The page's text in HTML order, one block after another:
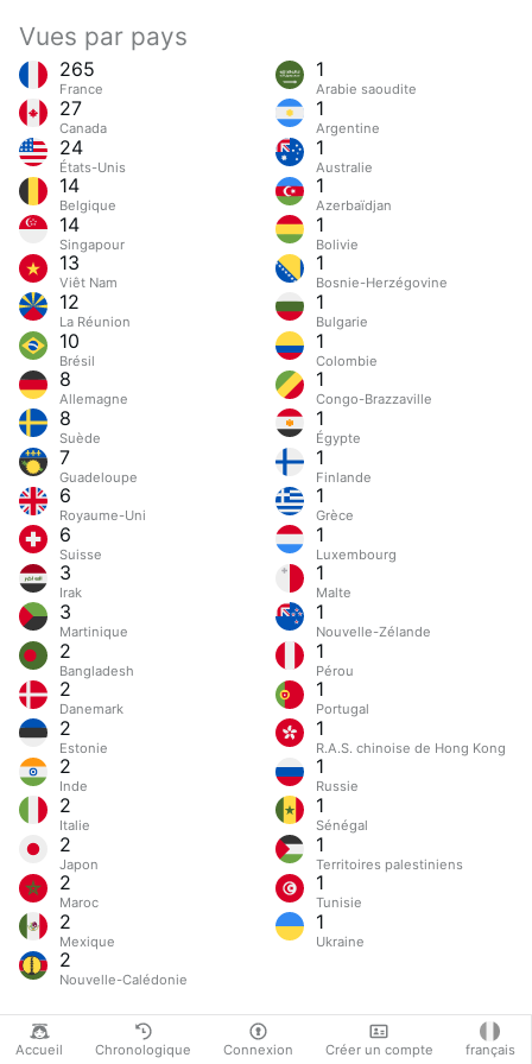
Accueil Chronologique Connexion Créer un compte français
Vues par pays
265
France
27
Canada
24
États-Unis
14
Belgique
14
Singapour
13
Viêt Nam
12
La Réunion
10
Brésil
8
Allemagne
8
Suède
7
Guadeloupe
6
Royaume-Uni
6
Suisse
3
Irak
3
Martinique
2
Bangladesh
2
Danemark
2
Estonie
2
Inde
2
Italie
2
Japon
2
Maroc
2
Mexique
2
Nouvelle-Calédonie
1
Arabie saoudite
1
Argentine
1
Australie
1
Azerbaïdjan
1
Bolivie
1
Bosnie-Herzégovine
1
Bulgarie
1
Colombie
1
Congo-Brazzaville
1
Égypte
1
Finlande
1
Grèce
1
Luxembourg
1
Malte
1
Nouvelle-Zélande
1
Pérou
1
Portugal
1
R.A.S. chinoise de Hong Kong
1
Russie
1
Sénégal
1
Territoires palestiniens
1
Tunisie
1
Ukraine